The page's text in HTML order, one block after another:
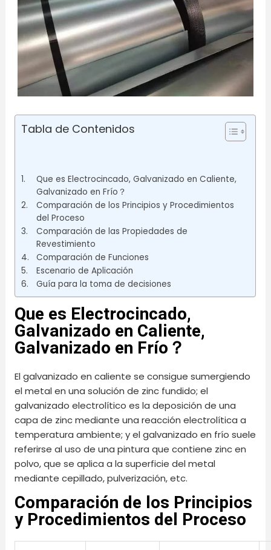
Tabla de Contenidos
Que es Electrocincado, Galvanizado en Caliente,
Galvanizado en Frío？
Comparación de los Principios y Procedimientos
del Proceso
Comparación de las Propiedades de
Revestimiento
Comparación de Funciones
Escenario de Aplicación
Guía para la toma de decisiones
Que es Electrocincado,
Galvanizado en Caliente,
Galvanizado en Frío？
El galvanizado en caliente se consigue sumergiendo
el metal en una solución de zinc fundido; el
galvanizado electrolítico es la deposición de una
capa de zinc mediante una reacción electrolítica a
temperatura ambiente; y el galvanizado en frío suele
referirse al uso de una pintura que contiene zinc en
polvo, que se aplica a la superficie del metal
mediante cepillado, pulverización, etc.
Comparación de los Principios
y Procedimientos del Proceso